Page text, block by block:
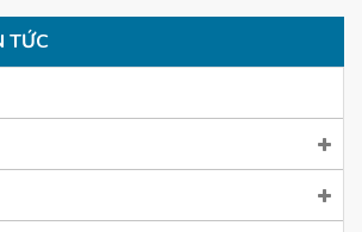
TỨC